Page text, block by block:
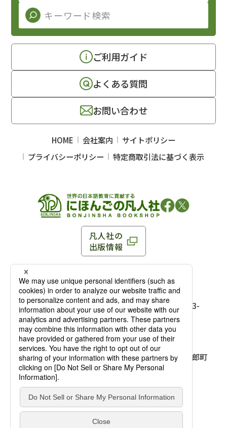
凡人社の
出版情報
〒102-0093 東京都千代田区平河町 1-3-13 8F
TEL：03-3263-3959／FAX：03-3263-3116
麹町店
〒102-0093 東京都千代田区平河町1-3-
13 8F［アクセス］
TEL：03-3239-8673／FAX：03-3263-
3116
大阪店
〒541-0056 大阪府大阪市中央区久太郎町
4-2-10
大西ビルディング 1階［
TEL：06-4256-2684／FAX：03-6733-
7887
ご利用ガイド
よくある質問
お問い合わせ
HOME 会社案内
サイトポリシー
プライバシーポリシー
特定商取引法に基づく表示